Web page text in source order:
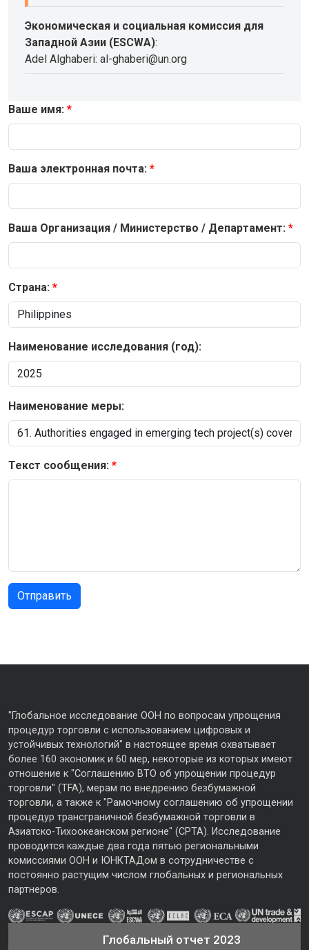
Экономическая и социальная комиссия для
Западной Азии (ESCWA):
Adel Alghaberi: al-ghaberi@un.org
Ваше имя:
Ваша электронная почта:
Ваша Организация / Министерство / Департамент:
Страна:
Наименование исследования (год):
Наименование меры:
Текст сообщения:
"Глобальное исследование ООН по вопросам упрощения
процедур торговли с использованием цифровых и
устойчивых технологий" в настоящее время охватывает
более 160 экономик и 60 мер, некоторые из которых имеют
отношение к "Соглашению ВТО об упрощении процедур
торговли" (TFA), мерам по внедрению безбумажной
торговли, а также к "Рамочному соглашению об упрощении
процедур трансграничной безбумажной торговли в
Азиатско-Тихоокеанском регионе" (CPTA). Исследование
проводится каждые два года пятью региональными
комиссиями ООН и ЮНКТАДом в сотрудничестве с
постоянно растущим числом глобальных и региональных
партнеров.
Глобальный отчет 2023